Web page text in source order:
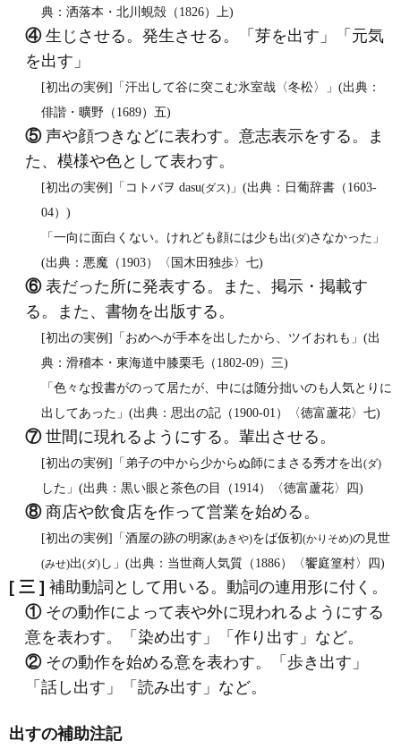
典：洒落本・北川蜆殻（1826）上)
④生じさせる。発生させる。「芽を出す」「元気
を出す」
[初出の実例]「汗出して谷に突こむ氷室哉〈冬松〉」(出典：
俳諧・曠野（1689）五)
⑤声や顔つきなどに表わす。意志表示をする。ま
た、模様や色として表わす。
[初出の実例]「コトバヲ dasu(ダス) 」(出典：日葡辞書（1603‐
04）)
「一向に面白くない。けれども顔には少も出(ダ)さなかった」
(出典：悪魔（1903）〈国木田独歩〉七)
⑥表だった所に発表する。また、掲示・掲載す
る。また、書物を出版する。
[初出の実例]「おめへが手本を出したから、ツイおれも」(出
典：滑稽本・東海道中膝栗毛（1802‐09）三)
「色々な投書がのって居たが、中には随分拙いのも人気とりに
出してあった」(出典：思出の記（1900‐01）〈徳富蘆花〉七)
⑦世間に現れるようにする。輩出させる。
[初出の実例]「弟子の中から少からぬ師にまさる秀才を出(ダ)
した」(出典：黒い眼と茶色の目（1914）〈徳富蘆花〉四)
⑧商店や飲食店を作って営業を始める。
[初出の実例]「酒屋の跡の明家(あきや)をば仮初(かりそめ)の見世
(みせ)出(ダ) し」(出典：当世商人気質（1886）〈饗庭篁村〉四)
[ 三 ] 補助動詞として用いる。動詞の連用形に付く。
①その動作によって表や外に現われるようにする
意を表わす。「染め出す」「作り出す」など。
②その動作を始める意を表わす。「歩き出す」
「話し出す」「読み出す」など。
出すの補助注記